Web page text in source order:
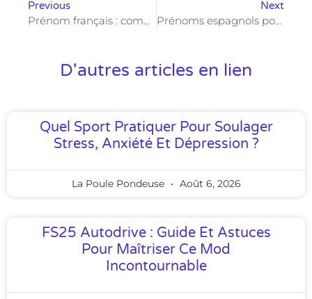
Previous
Prénom français : comment choisir un prénom qui traverse les générations sans se démoder ?
Next
Prénoms espagnols pour filles et garçons : idées rares et anciens
D'autres articles en lien
Quel Sport Pratiquer Pour Soulager
Stress, Anxiété Et Dépression ?
La Poule Pondeuse Août 6, 2026
FS25 Autodrive : Guide Et Astuces
Pour Maîtriser Ce Mod
Incontournable